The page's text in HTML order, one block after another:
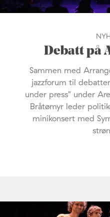
Debatt på
Sammen med
jazzforum til
under press" under
Bråtømyr leder
minikonsert med